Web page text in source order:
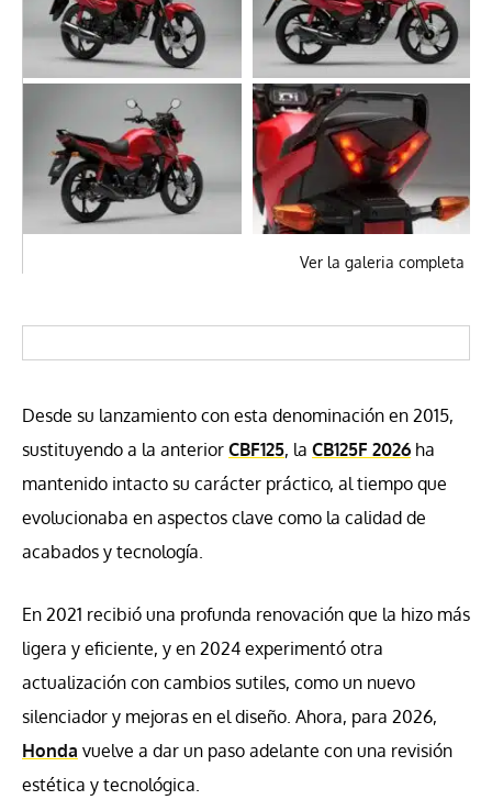
Ver la galeria completa
Desde su lanzamiento con esta denominación en 2015,
sustituyendo a la anterior CBF125, la CB125F 2026 ha
mantenido intacto su carácter práctico, al tiempo que
evolucionaba en aspectos clave como la calidad de
acabados y tecnología.
En 2021 recibió una profunda renovación que la hizo más
ligera y eficiente, y en 2024 experimentó otra
actualización con cambios sutiles, como un nuevo
silenciador y mejoras en el diseño. Ahora, para 2026,
Honda vuelve a dar un paso adelante con una revisión
estética y tecnológica.